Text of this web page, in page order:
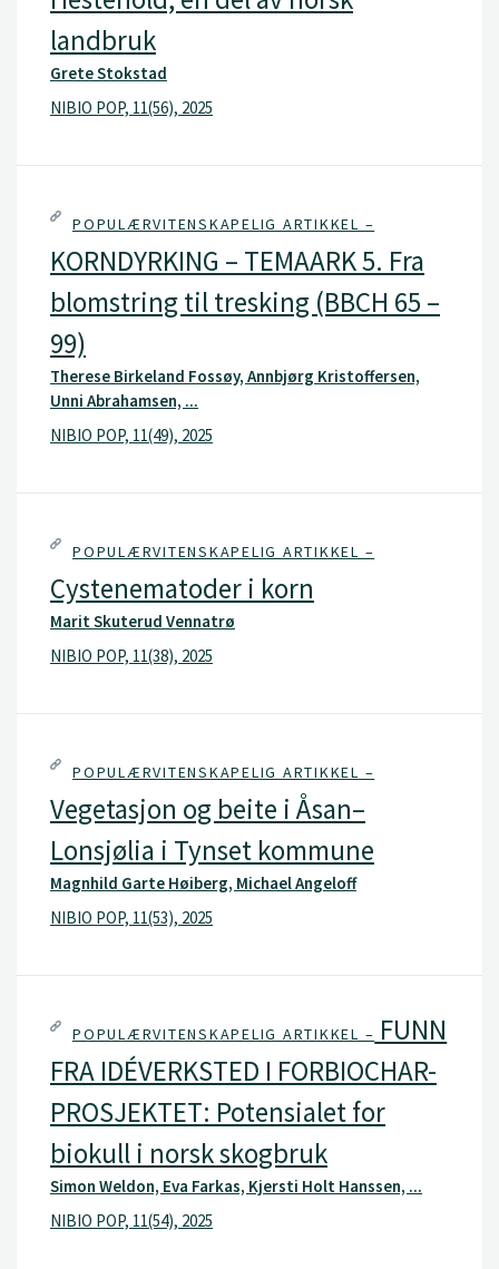
landbruk
Grete Stokstad
NIBIO POP, 11(56), 2025
POPULÆRVITENSKAPELIG ARTIKKEL –
KORNDYRKING – TEMAARK 5. Fra
blomstring til tresking (BBCH 65 –
99)
Therese Birkeland Fossøy, Annbjørg Kristoffersen,
Unni Abrahamsen, ...
NIBIO POP, 11(49), 2025
POPULÆRVITENSKAPELIG ARTIKKEL –
Cystenematoder i korn
Marit Skuterud Vennatrø
NIBIO POP, 11(38), 2025
POPULÆRVITENSKAPELIG ARTIKKEL –
Vegetasjon og beite i Åsan–
Lonsjølia i Tynset kommune
Magnhild Garte Høiberg, Michael Angeloff
NIBIO POP, 11(53), 2025
POPULÆRVITENSKAPELIG ARTIKKEL – FUNN
FRA IDÉVERKSTED I FORBIOCHAR-
PROSJEKTET: Potensialet for
biokull i norsk skogbruk
Simon Weldon, Eva Farkas, Kjersti Holt Hanssen, ...
NIBIO POP, 11(54), 2025